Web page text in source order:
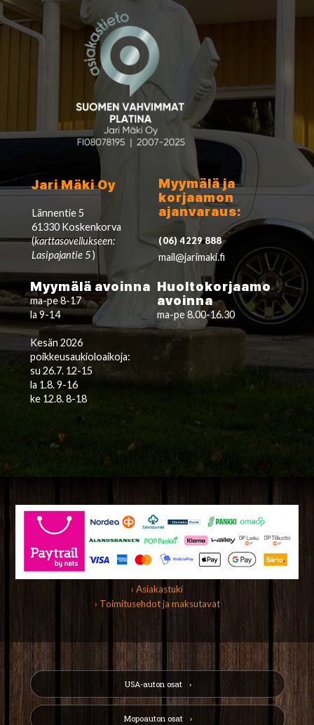
Jari Mäki Oy
Lännentie 5
61330 Koskenkorva
(karttasovellukseen:
Lasipajantie 5)
Myymälä ja
korjaamon
ajanvaraus:
(06) 4229 888
mail@jarimaki.fi
Myymälä avoinna
ma-pe 8-17
la 9-14
Kesän 2026
poikkeusaukioloaikoja:
su 26.7. 12-15
la 1.8. 9-16
ke 12.8. 8-18
Huoltokorjaamo
avoinna
ma-pe 8.00-16.30
› Asiakastuki
› Toimitusehdot ja maksutavat
USA-auton osat
Mopoauton osat